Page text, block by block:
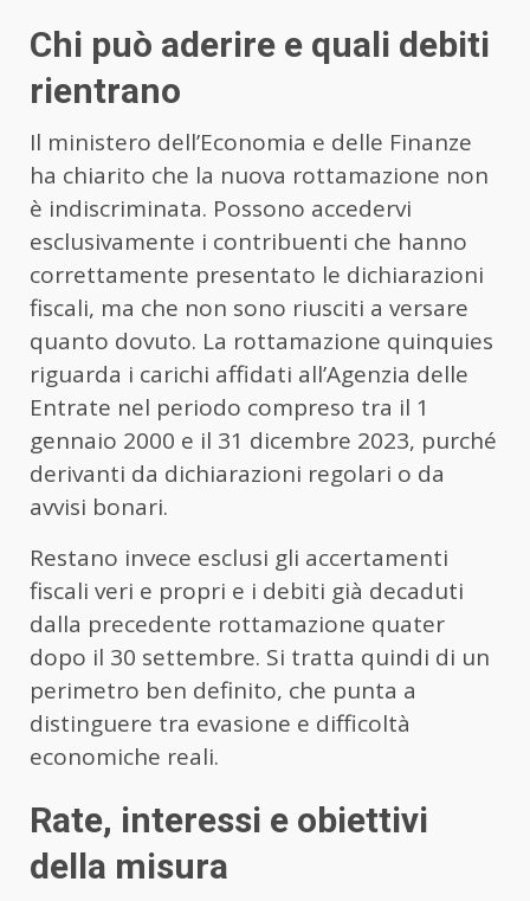
Chi può aderire e quali debiti
rientrano
Il ministero dell’Economia e delle Finanze
ha chiarito che la nuova rottamazione non
è indiscriminata. Possono accedervi
esclusivamente i contribuenti che hanno
correttamente presentato le dichiarazioni
fiscali, ma che non sono riusciti a versare
quanto dovuto. La rottamazione quinquies
riguarda i carichi affidati all’Agenzia delle
Entrate nel periodo compreso tra il 1
gennaio 2000 e il 31 dicembre 2023, purché
derivanti da dichiarazioni regolari o da
avvisi bonari.
Restano invece esclusi gli accertamenti
fiscali veri e propri e i debiti già decaduti
dalla precedente rottamazione quater
dopo il 30 settembre. Si tratta quindi di un
perimetro ben definito, che punta a
distinguere tra evasione e difficoltà
economiche reali.
Rate, interessi e obiettivi
della misura